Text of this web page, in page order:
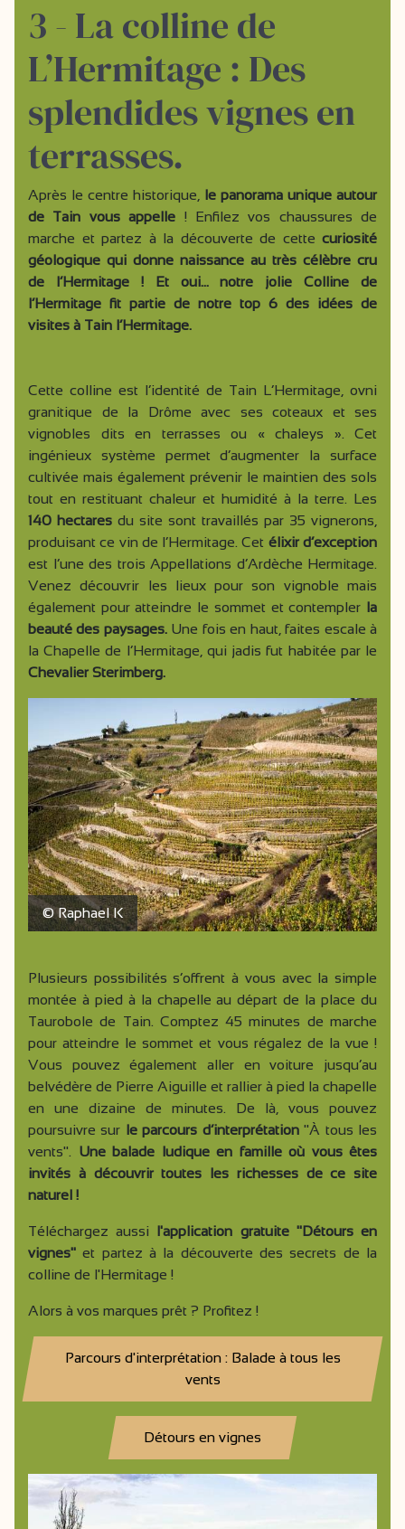
3 - La colline de
L’Hermitage : Des
splendides vignes en
terrasses.
Après le centre historique,
le panorama unique autour
de Tain vous appelle ! Enfilez vos chaussures de
marche et partez à la découverte de cette curiosité
géologique qui donne naissance au très célèbre cru
de l’Hermitage ! Et oui… notre jolie Colline de
l’Hermitage fit partie de notre top 6 des idées de
visites à Tain l’Hermitage.
Cette colline est l’identité de Tain L’Hermitage, ovni
granitique de la Drôme avec ses coteaux et ses
vignobles dits en terrasses ou « chaleys ». Cet
ingénieux système permet d’augmenter la surface
cultivée mais également prévenir le maintien des sols
tout en restituant chaleur et humidité à la terre. Les
140 hectares du site sont travaillés par 35 vignerons,
produisant ce vin de l’Hermitage. Cet élixir d’exception
est l’une des trois Appellations d’Ardèche Hermitage.
Venez découvrir les lieux pour son vignoble mais
également pour atteindre le sommet et contempler la
beauté des paysages.Une fois en haut, faites escale à
la Chapelle de l’Hermitage, qui jadis fut habitée par le
Chevalier Sterimberg.
© Raphael K
Plusieurs possibilités s’offrent à vous avec la simple
montée à pied à la chapelle au départ de la place du
Taurobole de Tain. Comptez 45 minutes de marche
pour atteindre le sommet et vous régalez de la vue !
Vous pouvez également aller en voiture jusqu’au
belvédère de Pierre Aiguille et rallier à pied la chapelle
en une dizaine de minutes. De là, vous pouvez
poursuivre sur le parcours d’interprétation"À tous les
vents".
Une balade ludique en famille où vous êtes
invités à découvrir toutes les richesses de ce site
naturel !
Téléchargez aussi l'application gratuite "Détours en
vignes" et partez à la découverte des secrets de la
colline de l'Hermitage !
Alors à vos marques prêt ? Profitez !
Parcours d'interprétation : Balade à tous les
vents
Détours en vignes